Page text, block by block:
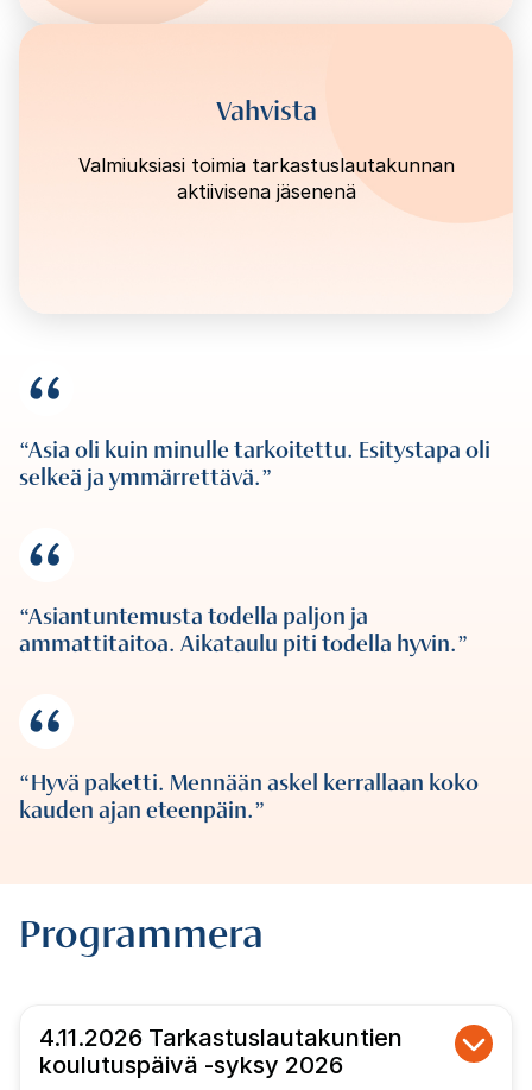
Vahvista
Valmiuksiasi toimia tarkastuslautakunnan
aktiivisena jäsenenä
Asia oli kuin minulle tarkoitettu. Esitystapa oli
selkeä ja ymmärrettävä.
Asiantuntemusta todella paljon ja
ammattitaitoa. Aikataulu piti todella hyvin.
Hyvä paketti. Mennään askel kerrallaan koko
kauden ajan eteenpäin.
Programmera
4.11.2026 Tarkastuslautakuntien
koulutuspäivä -syksy 2026